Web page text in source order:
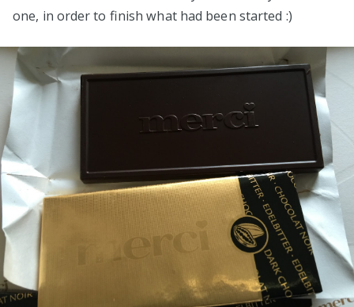
one, in order to finish what had been started :)